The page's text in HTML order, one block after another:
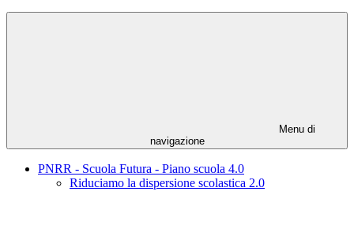
Menu di
navigazione
PNRR - Scuola Futura - Piano scuola 4.0
Riduciamo la dispersione scolastica 2.0